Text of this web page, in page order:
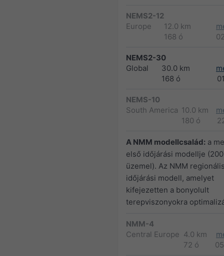
NEMS2-12
Europe
12.0 km
168 ó
NEMS2-30
Global
30.0 km
168 ó
NEMS-10
South America 10.0 km
180 ó
A NMM modellcsalád: a
első időjárási modellje
üzemel). Az NMM
időjárási modell, amelyet
kifejezetten a bonyolult
terepviszonyokra
NMM-4
Central Europe 4.0 km
72 ó